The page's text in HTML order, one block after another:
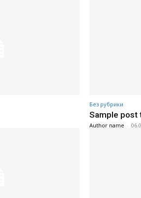
Без рубрики
Sample post
Author name -